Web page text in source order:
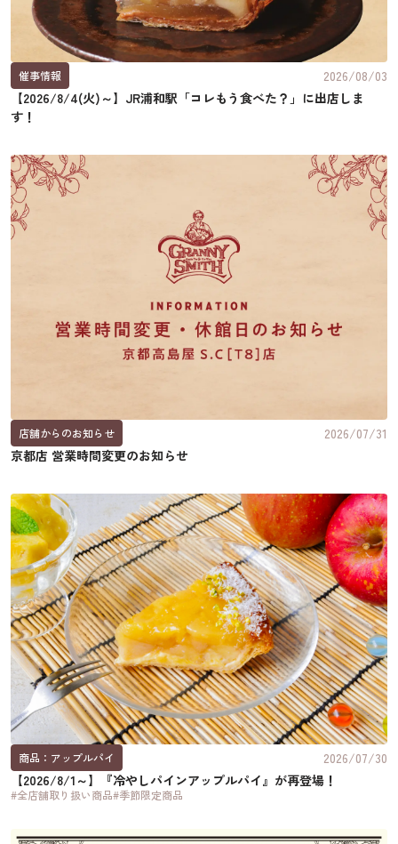
催事情報
2026/08/03
【2026/8/4(火)～】JR浦和駅「コレもう食べた？」に出店しま
す！
店舗からのお知らせ
2026/07/31
京都店 営業時間変更のお知らせ
商品：アップルパイ
2026/07/30
【2026/8/1～】『冷やしパインアップルパイ』が再登場！
#全店舗取り扱い商品#季節限定商品